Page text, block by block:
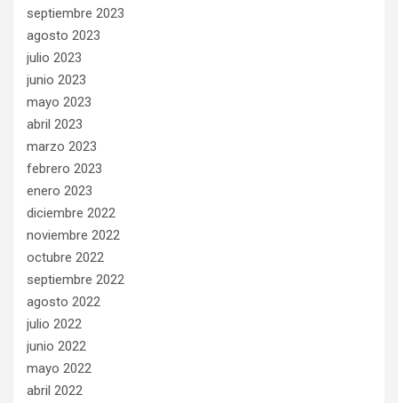
septiembre 2023
agosto 2023
julio 2023
junio 2023
mayo 2023
abril 2023
marzo 2023
febrero 2023
enero 2023
diciembre 2022
noviembre 2022
octubre 2022
septiembre 2022
agosto 2022
julio 2022
junio 2022
mayo 2022
abril 2022